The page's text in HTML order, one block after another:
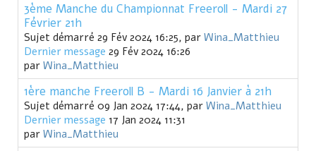
3ème Manche du Championnat Freeroll - Mardi 27
Février 21h
Sujet démarré 29 Fév 2024 16:25, par Wina_Matthieu
Dernier message 29 Fév 2024 16:26
par Wina_Matthieu
1ère manche Freeroll B - Mardi 16 Janvier à 21h
Sujet démarré 09 Jan 2024 17:44, par Wina_Matthieu
Dernier message 17 Jan 2024 11:31
par Wina_Matthieu